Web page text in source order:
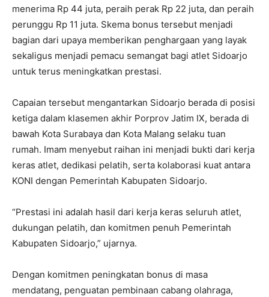
menerima Rp 44 juta, peraih perak Rp 22 juta, dan peraih
perunggu Rp 11 juta. Skema bonus tersebut menjadi
bagian dari upaya memberikan penghargaan yang layak
sekaligus menjadi pemacu semangat bagi atlet Sidoarjo
untuk terus meningkatkan prestasi.
Capaian tersebut mengantarkan Sidoarjo berada di posisi
ketiga dalam klasemen akhir Porprov Jatim IX, berada di
bawah Kota Surabaya dan Kota Malang selaku tuan
rumah. Imam menyebut raihan ini menjadi bukti dari kerja
keras atlet, dedikasi pelatih, serta kolaborasi kuat antara
KONI dengan Pemerintah Kabupaten Sidoarjo.
“Prestasi ini adalah hasil dari kerja keras seluruh atlet,
dukungan pelatih, dan komitmen penuh Pemerintah
Kabupaten Sidoarjo,” ujarnya.
Dengan komitmen peningkatan bonus di masa
mendatang, penguatan pembinaan cabang olahraga,